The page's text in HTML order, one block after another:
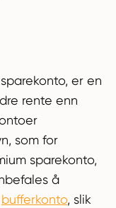
er en
rente enn
som for
sparekonto,
å
bufferkonto, slik